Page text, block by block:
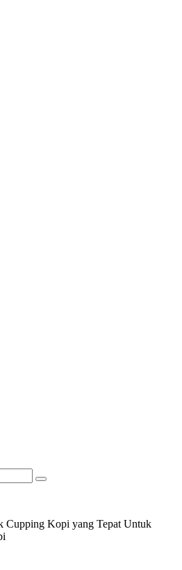
Pencarian
Cupping Kopi yang Tepat Untuk